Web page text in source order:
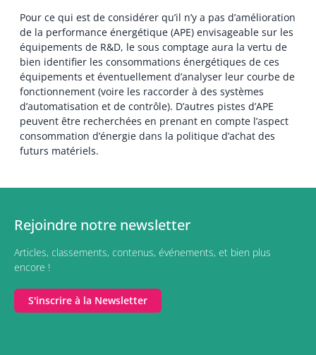
Pour ce qui est de considérer qu’il n’y a pas d’amélioration
de la performance énergétique (APE) envisageable sur les
équipements de R&D, le sous comptage aura la vertu de
bien identifier les consommations énergétiques de ces
équipements et éventuellement d’analyser leur courbe de
fonctionnement (voire les raccorder à des systèmes
d’automatisation et de contrôle). D’autres pistes d’APE
peuvent être recherchées en prenant en compte l’aspect
consommation d’énergie dans la politique d’achat des
futurs matériels.
Rejoindre notre newsletter
Articles, classements, contenus, événements, et bien plus
encore !
S'inscrire à la Newsletter